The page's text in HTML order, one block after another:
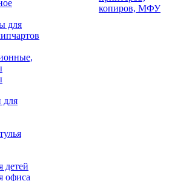
для
для
детей
офиса
копиров, МФУ